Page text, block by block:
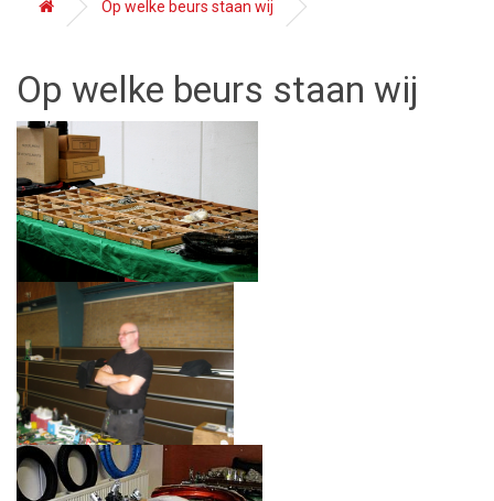
Op welke beurs staan wij
Op welke beurs staan wij